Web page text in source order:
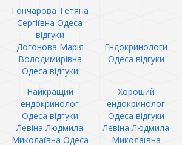
Гончарова Тетяна
Сергіївна Одеса
відгуки
Догонова Марія
Володимирівна
Одеса відгуки
Ендокринологи
Одеса відгуки
Найкращий
ендокринолог
Одеса відгуки
Хороший
ендокринолог
Одеса відгуки
Левіна Людмила
Миколаївна Одеса
Левіна Людмила
Миколаївна